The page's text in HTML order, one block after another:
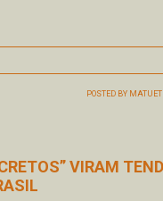
POSTED BY
VIRAM